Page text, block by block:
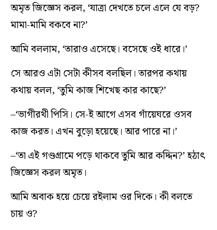
অমৃত জিজ্ঞেস করল, ‘যাত্রা দেখতে চলে এলে যে বড়?
মামা-মামি বকবে না?’
আমি বললাম, ‘তারাও এসেছে। বসেছে ওই ধারে।’
সে আরও এটা সেটা কীসব বলছিল। তারপর কথায়
কথায় বলল, ‘তুমি কাজ শিখেছ কার কাছে?’
–‘ভাগীরথী পিসি। সে-ই আগে এসব গাঁয়েঘরে ওসব
কাজ করত। এখন বুড়ো হয়েছে। আর পারে না।’
–‘তা এই গণ্ডগ্রামে পড়ে থাকবে তুমি আর কদ্দিন?’ হঠাৎ
জিজ্ঞেস করল অমৃত।
আমি অবাক হয়ে চেয়ে রইলাম ওর দিকে। কী বলতে
চায় ও?